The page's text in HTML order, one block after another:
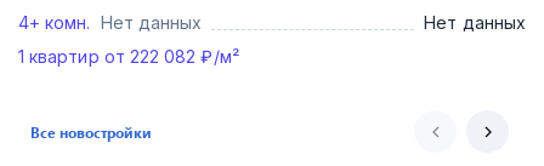
4+ комн. Нет данных
Нет данных
1 квартир от 222 082 ₽/м²
Все новостройки